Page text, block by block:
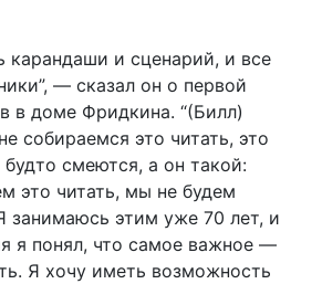
карандаши и сценарий, и все
— сказал он о первой
в доме Фридкина. “(Билл)
собираемся это читать, это
будто смеются, а он такой:
это читать, мы не будем
занимаюсь этим уже 70 лет, и
я понял, что самое важное —
Я хочу иметь возможность